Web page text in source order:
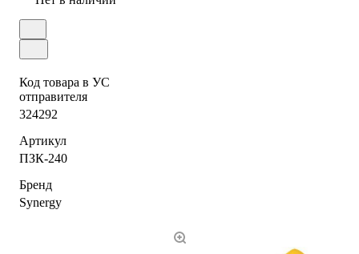
Код товара в УС
отправителя
324292
Артикул
ПЗК-240
Бренд
Synergy